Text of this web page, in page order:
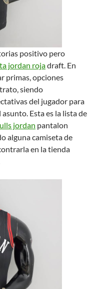
positivo pero
jordan rojadraft. En
primas, opciones
siendo
del jugador para
Esta es la lista de
jordan pantalon
alguna camiseta de
en la tienda